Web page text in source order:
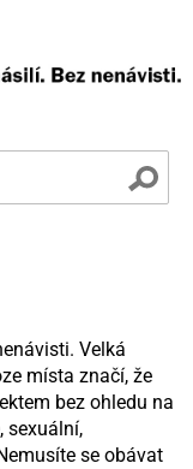
Velká
místa značí, že
bez ohledu na
sexuální,
se obávat